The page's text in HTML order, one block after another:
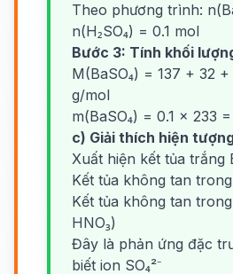
Theo phương trình:
n(H₂SO₄) = 0.1 mol
Bước 3: Tính khối
M(BaSO₄) = 137 + 32
g/mol
m(BaSO₄) = 0.1 × 233
c) Giải thích hiện
Xuất hiện kết tủa trắng
Kết tủa không tan
Kết tủa không tan
HNO₃)
Đây là phản ứng đặc
biết ion SO₄²⁻